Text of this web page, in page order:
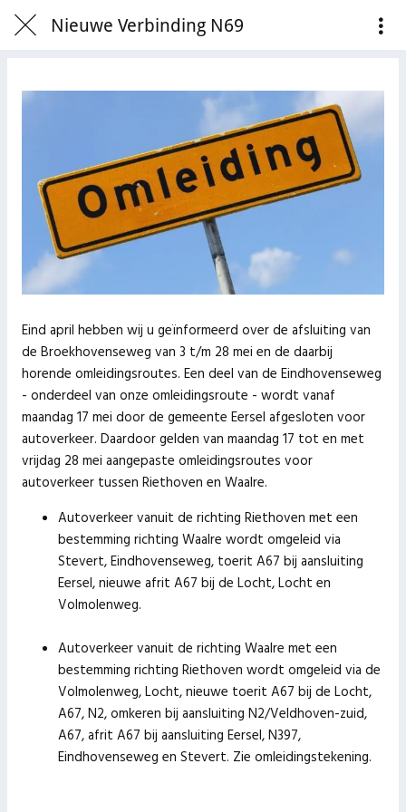
Nieuwe Verbinding N69
Eind april hebben wij u geïnformeerd over de afsluiting van
de Broekhovenseweg van 3 t/m 28 mei en de daarbij
horende omleidingsroutes. Een deel van de Eindhovenseweg
- onderdeel van onze omleidingsroute - wordt vanaf
maandag 17 mei door de gemeente Eersel afgesloten voor
autoverkeer. Daardoor gelden van maandag 17 tot en met
vrijdag 28 mei aangepaste omleidingsroutes voor
autoverkeer tussen Riethoven en Waalre.
Autoverkeer vanuit de richting Riethoven met een
bestemming richting Waalre wordt omgeleid via
Stevert, Eindhovenseweg, toerit A67 bij aansluiting
Eersel, nieuwe afrit A67 bij de Locht, Locht en
Volmolenweg.
Autoverkeer vanuit de richting Waalre met een
bestemming richting Riethoven wordt omgeleid via de
Volmolenweg, Locht, nieuwe toerit A67 bij de Locht,
A67, N2, omkeren bij aansluiting N2/Veldhoven-zuid,
A67, afrit A67 bij aansluiting Eersel, N397,
Eindhovenseweg en Stevert. Zie omleidingstekening.